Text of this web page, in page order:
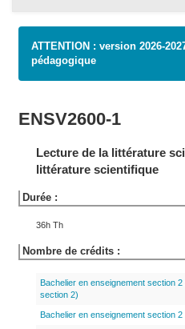
ATTENTION : version 2026-
pédagogique
ENSV2600-1
Lecture de la littérature
littérature scientifique
Durée :
36h Th
Nombre de crédits :
Bachelier en enseignement section
section 2)
Bachelier en enseignement section 2